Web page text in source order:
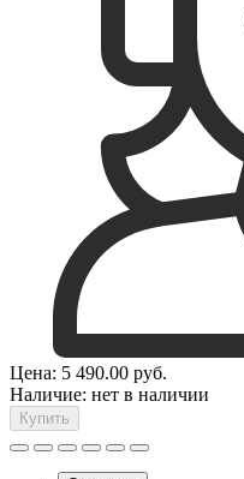
Цена: 5 490.00 руб.
Наличие: нет в наличии
Купить